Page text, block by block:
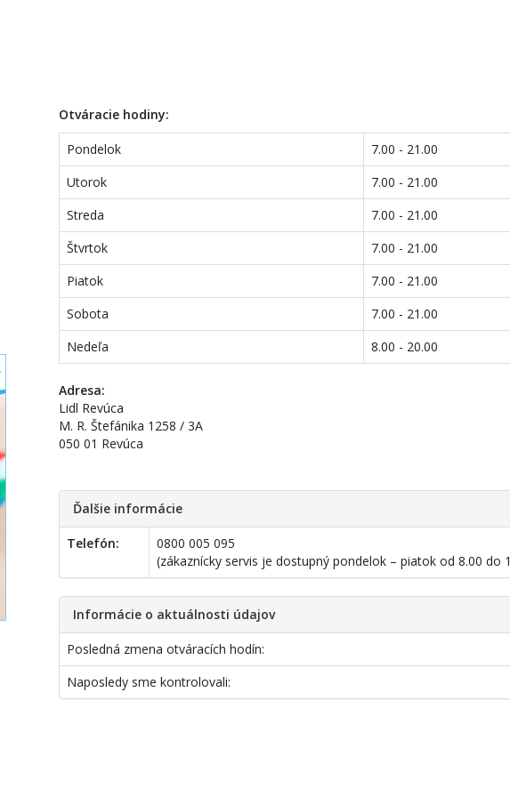
Otváracie hodiny:
Pondelok
7.00 - 21.00
Utorok
7.00 - 21.00
Streda
7.00 - 21.00
Štvrtok
7.00 - 21.00
Piatok
7.00 - 21.00
Sobota
7.00 - 21.00
Nedeľa
8.00 - 20.00
Adresa:
Lidl Revúca
M. R. Štefánika 1258 / 3A
050 01 Revúca
Ďalšie informácie
Telefón:
0800 005 095
(zákaznícky servis je dostupný pondelok – piatok od 8.00 do
Informácie o aktuálnosti údajov
Posledná zmena otváracích hodín:
Naposledy sme kontrolovali: